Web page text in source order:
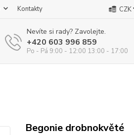
Kontakty CZK
Nevíte si rady? Zavolejte.
+420 603 996 859
Po - Pá 9:00 - 12:00 13:00 - 17:00
Begonie drobnokvěté